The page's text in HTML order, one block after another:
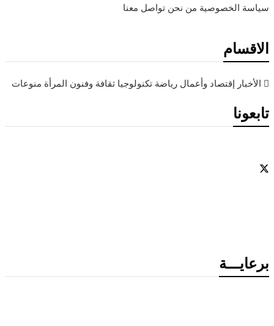
سياسة الخصوصية من نحن تواصل معنا
الاقسام
الأخبار إقتصاد وأعمال رياضة تكنولوجيا ثقافة وفنون المرأة منوعات
تابعونا
برعايـــة